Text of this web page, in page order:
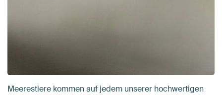
Meerestiere kommen auf jedem unserer hochwertigen